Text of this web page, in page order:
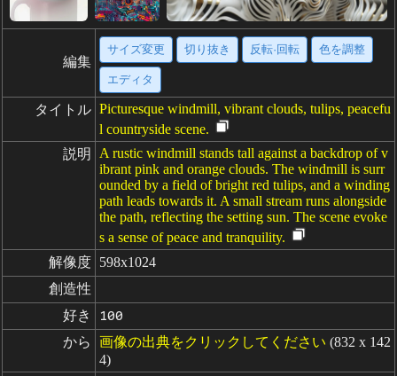
編集
サイズ変更 切り抜き 反転·回転 色を調整
エディタ
タイトル Picturesque windmill, vibrant clouds, tulips, peacefu
l countryside scene.
説明
A rustic windmill stands tall against a backdrop of v
ibrant pink and orange clouds. The windmill is surr
ounded by a field of bright red tulips, and a winding
path leads towards it. A small stream runs alongside
the path, reflecting the setting sun. The scene evoke
s a sense of peace and tranquility.
解像度 598x1024
創造性
好き
100
から 画像の出典をクリックしてください (832 x 142
4)